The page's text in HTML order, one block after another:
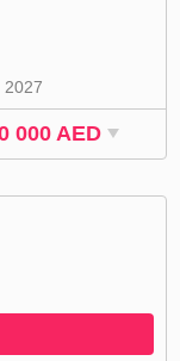
2027
000 AED